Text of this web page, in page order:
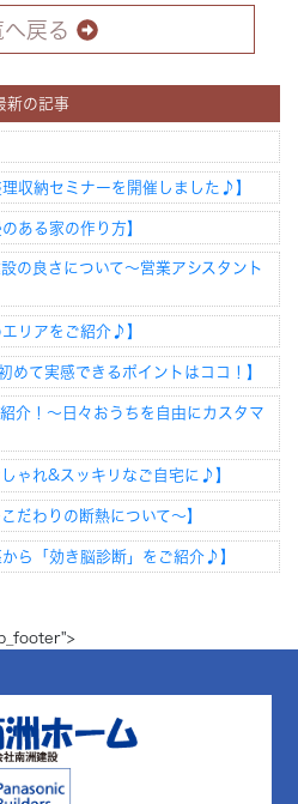
へ戻る
新の記事
収納セミナーを開催しました♪】
ある家の作り方】
の良さについて～営業アシスタント
リアをご紹介♪】
めて実感できるポイントはココ！】
介！～日々おうちを自由にカスタマ
ゃれ&スッキリなご自宅に♪】
だわりの断熱について～】
ら「効き脳診断」をご紹介♪】